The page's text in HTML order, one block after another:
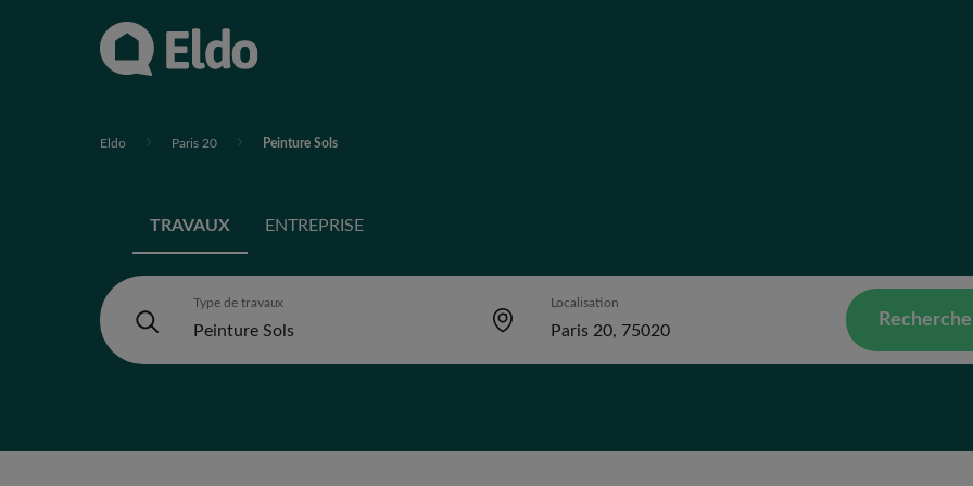
Eldo Paris 20 Peinture Sols
TRAVAUX ENTREPRISE
Type de travaux Localisation